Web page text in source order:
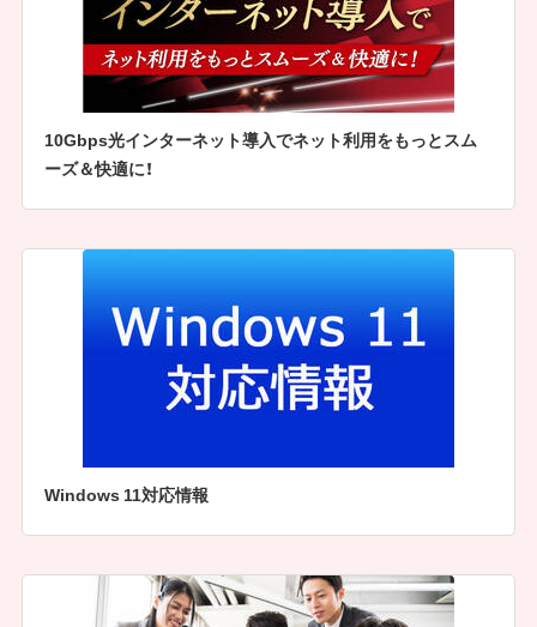
10Gbps光インターネット導入でネット利用をもっとスム
ーズ＆快適に！
Windows 11対応情報